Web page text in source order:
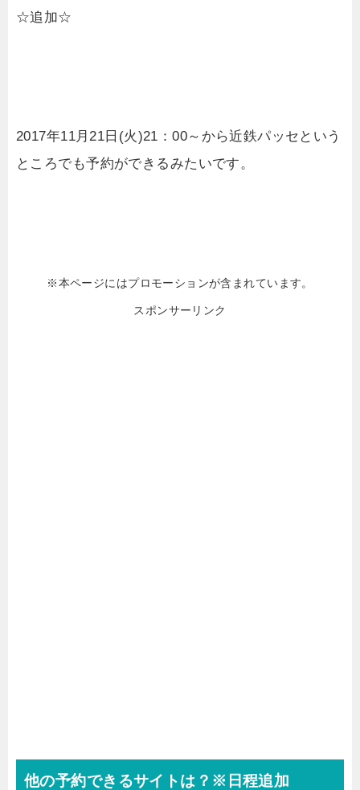
☆追加☆
2017年11月21日(火)21：00～から近鉄パッセという
ところでも予約ができるみたいです。
※本ページにはプロモーションが含まれています。
スポンサーリンク
他の予約できるサイトは？※日程追加